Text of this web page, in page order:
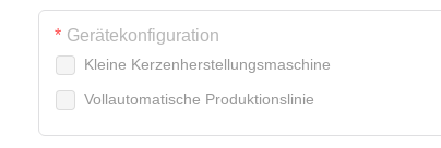
Kleine Kerzenherstellungsmaschine
Vollautomatische Produktionslinie
Gerätekonfiguration